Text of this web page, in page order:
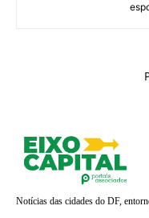
Notícias das cidades do DF,